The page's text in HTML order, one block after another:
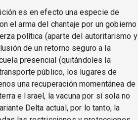
es en efecto una especie de
el arma del chantaje por un gobierno
política (aparte del autoritarismo y
de un retorno seguro a la
presencial (quitándoles la
público, los lugares de
una recuperación momentánea de
e Israel, la vacuna por sí sola no
Delta actual, por lo tanto, la